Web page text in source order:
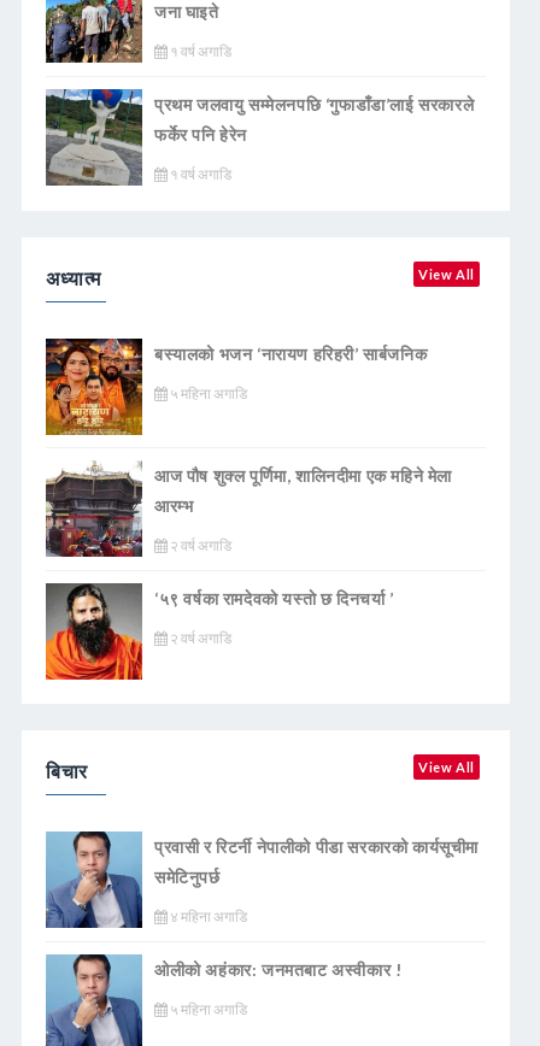
जना घाइते
१ वर्ष अगाडि
प्रथम जलवायु सम्मेलनपछि ‘गुफाडाँडा’लाई सरकारले
फर्केर पनि हेरेन
१ वर्ष अगाडि
अध्यात्म View All
बस्यालको भजन ‘नारायण हरिहरी’ सार्बजनिक
५ महिना अगाडि
आज पौष शुक्ल पूर्णिमा, शालिनदीमा एक महिने मेला
आरम्भ
२ वर्ष अगाडि
‘५९ वर्षका रामदेवकाे यस्ताे छ दिनचर्या ’
२ वर्ष अगाडि
बिचार View All
प्रवासी र रिटर्नी नेपालीको पीडा सरकारको कार्यसूचीमा
समेटिनुपर्छ
४ महिना अगाडि
ओलीको अहंकार: जनमतबाट अस्वीकार !
५ महिना अगाडि